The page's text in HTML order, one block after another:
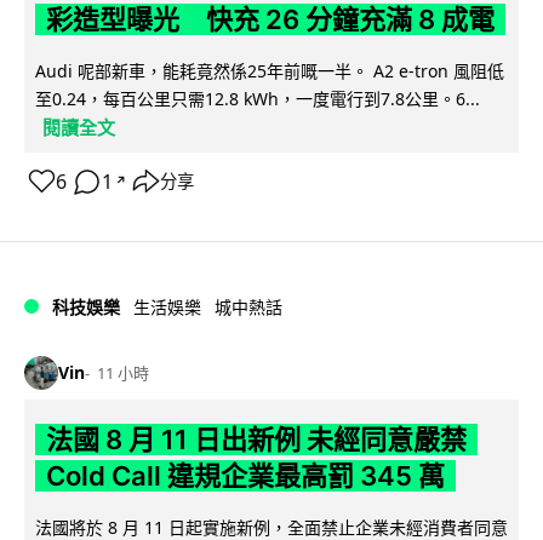
彩造型曝光 快充 26 分鐘充滿 8 成電
Audi 呢部新車，能耗竟然係25年前嘅一半。 A2 e-tron 風阻低
至0.24，每百公里只需12.8 kWh，一度電行到7.8公里。6...
閱讀全文
6 1 ↗ 分享
科技娛樂 生活娛樂 城中熱話
Vin 11 小時
法國 8 月 11 日出新例 未經同意嚴禁
Cold Call 違規企業最高罰 345 萬
法國將於 8 月 11 日起實施新例，全面禁止企業未經消費者同意